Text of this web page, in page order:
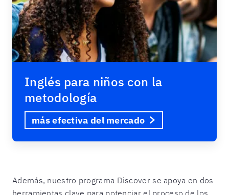
Inglés para niños con la
metodología
más efectiva del mercado
Además, nuestro programa Discover se apoya en dos
herramientas clave para potenciar el proceso de los